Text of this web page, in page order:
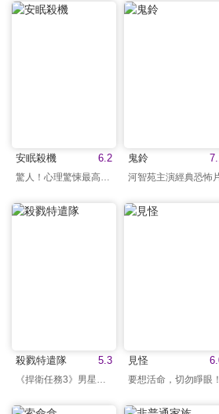
6.2
安眠殺機
驚人！心理驚悚最高傑作
鬼鈴
河智苑主演經典恐怖
5.3
殺戮特遣隊
《捍衛任務3》男星主演
見怪
要想活命，切勿睜眼！